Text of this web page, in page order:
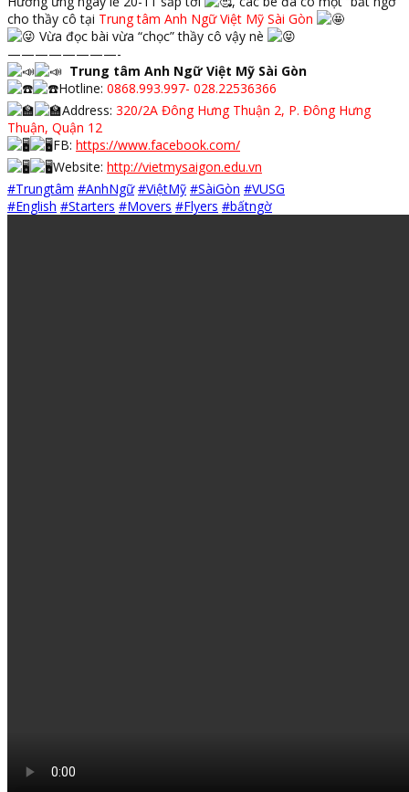
cho thầy cô tại Trung tâm Anh Ngữ Việt Mỹ Sài Gòn
Vừa đọc bài vừa “chọc” thầy cô vậy nè
————————-
Trung tâm Anh Ngữ Việt Mỹ Sài Gòn
Hotline: 0868.993.997- 028.22536366
Address: 320/2A Đông Hưng Thuận 2, P. Đông Hưng
Thuận, Quận 12
FB: https://www.facebook.com/
Website: http://vietmysaigon.edu.vn
#Trungtâm #AnhNgữ #ViệtMỹ #SàiGòn #VUSG
#English #Starters #Movers #Flyers #bấtngờ